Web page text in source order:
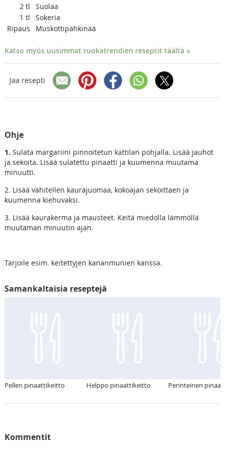
2 tl
Suolaa
1 tl
Sokeria
Ripaus
Muskottipähkinää
Katso myös uusimmat ruokatrendien reseptit täältä »
Jaa resepti
Ohje
1. Sulata margariini pinnoitetun kattilan pohjalla. Lisää jauhot
ja sekoita. Lisää sulatettu pinaatti ja kuumenna muutama
minuutti.
2. Lisää vähitellen kaurajuomaa, kokoajan sekoittaen ja
kuumenna kiehuvaksi.
3. Lisää kaurakerma ja mausteet. Keitä miedolla lämmöllä
muutaman minuutin ajan.
Tarjoile esim. keitettyjen kananmunien kanssa.
Samankaltaisia reseptejä
Pellen pinaattikeitto Helppo pinaattikeitto Perinteinen
Kommentit